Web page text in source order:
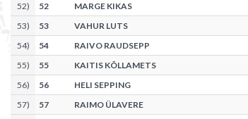
52) 52 MARGE KIKAS
53) 53 VAHUR LUTS
54) 54 RAIVO RAUDSEPP
55) 55 KAITIS KÕLLAMETS
56) 56 HELI SEPPING
57) 57 RAIMO ÜLAVERE